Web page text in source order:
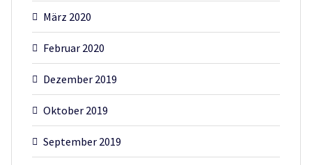
März 2020
Februar 2020
Dezember 2019
Oktober 2019
September 2019